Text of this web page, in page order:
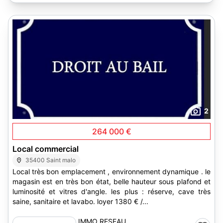
2
264 000 €
Local commercial
35400 Saint malo
Local très bon emplacement , environnement dynamique . le
magasin est en très bon état, belle hauteur sous plafond et
luminosité et vitres d'angle. les plus : réserve, cave très
saine, sanitaire et lavabo. loyer 1380 € /...
IMMO RESEAU